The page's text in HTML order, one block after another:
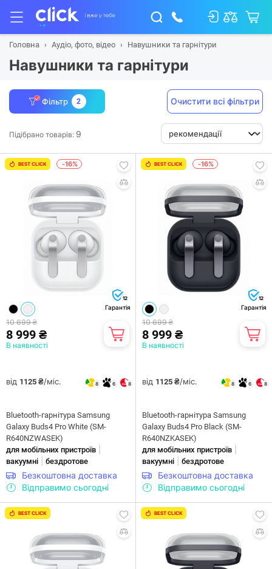
Головна Аудіо, фото, відео Навушники та гарнітури
Навушники та гарнітури
Фільтр 2 Очистити всі фільтри
Підібрано товарів: 9
BEST CLICK -16%
12
Гарантія
10 699 ₴
8 999 ₴
В наявності
від 1125 ₴/міс. 8 6 8
Bluetooth-гарнітура Samsung
Galaxy Buds4 Pro White (SM-
R640NZWASEK)
для мобільних пристроїв
вакуумні бездротове
Безкоштовна доставка
Відправимо сьогодні
BEST CLICK -16%
12
Гарантія
10 699 ₴
8 999 ₴
В наявності
від 1125 ₴/міс. 8 6 8
Bluetooth-гарнітура Samsung
Galaxy Buds4 Pro Black (SM-
R640NZKASEK)
для мобільних пристроїв
вакуумні бездротове
Безкоштовна доставка
Відправимо сьогодні
BEST CLICK BEST CLICK